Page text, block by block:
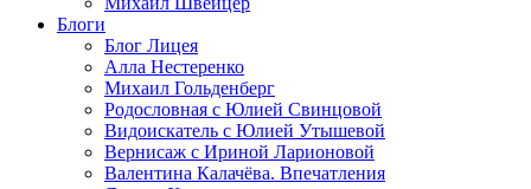
Блоги
Блог Лицея
Алла Нестеренко
Михаил Гольденберг
Родословная с Юлией Свинцовой
Видоискатель с Юлией Утышевой
Вернисаж с Ириной Ларионовой
Валентина Калачёва. Впечатления